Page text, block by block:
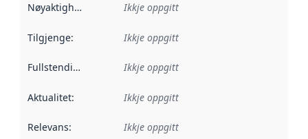
Nøyaktigheit Ikkje oppgitt
Tilgjenge: Ikkje oppgitt
Fullstendigheit Ikkje oppgitt
Aktualitet: Ikkje oppgitt
Relevans: Ikkje oppgitt